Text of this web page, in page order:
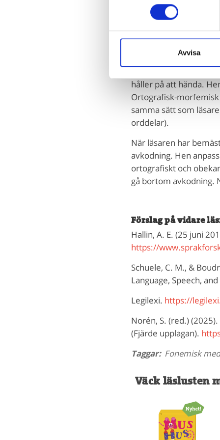
Avvisa
tänker på att vissa
till en kombination av
bemästra alfabetisk-
Automatisk
håller på att hända.
Ortografisk-
samma sätt som
orddelar).
När läsaren har
avkodning. Hen
ortografiskt och
gå bortom avkodning.
Förslag på vidare
Hallin, A. E. (25 juni
https://
Schuele, C. M., &
Language, Speech,
Legilexi. https://
Norén, S. (red.)
(Fjärde upplagan).
Taggar: Fonemisk
Väck läslusten